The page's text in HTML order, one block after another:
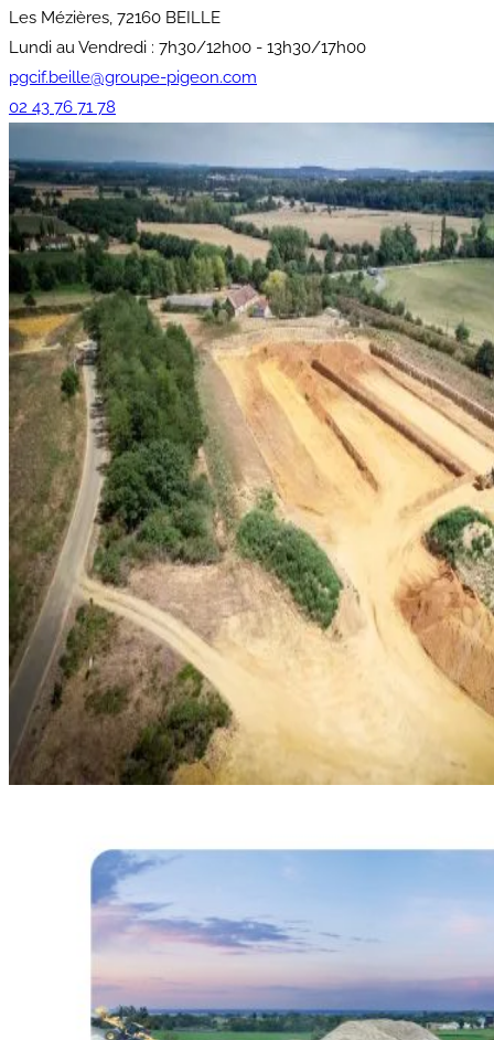
Les Mézières, 72160 BEILLE
Lundi au Vendredi : 7h30/12h00 - 13h30/17h00
pgcif.beille@groupe-pigeon.com
02 43 76 71 78